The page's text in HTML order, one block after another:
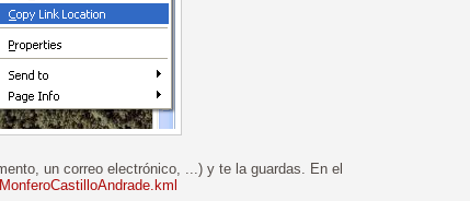
un correo electrónico, ...) y te la guardas. En el